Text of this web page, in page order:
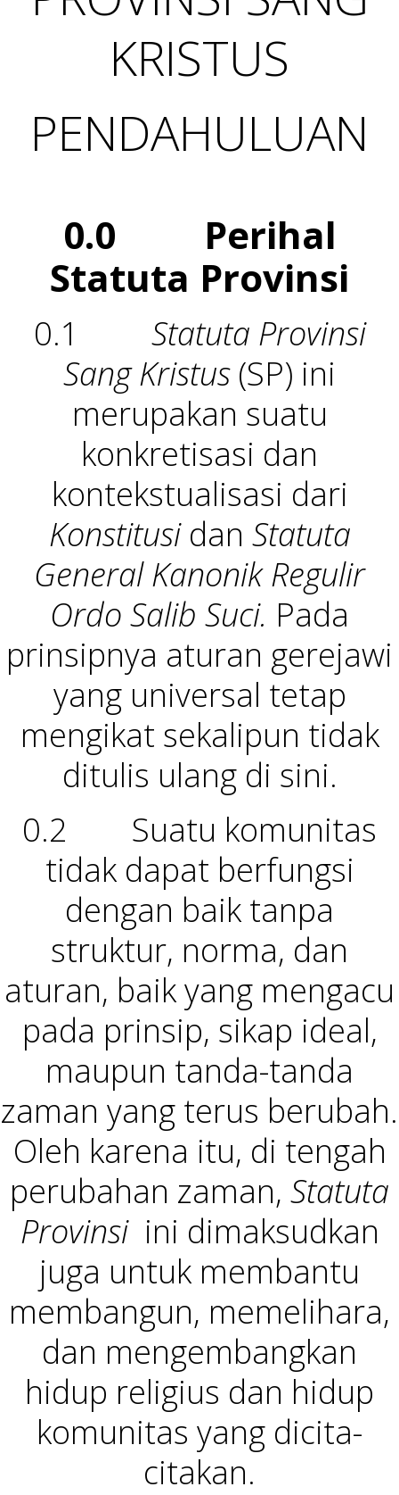
KRISTUS
PENDAHULUAN
0.0 Perihal
Statuta Provinsi
0.1 Statuta Provinsi
Sang Kristus (SP) ini
merupakan suatu
konkretisasi dan
kontekstualisasi dari
Konstitusidan Statuta
General Kanonik Regulir
Ordo Salib Suci. Pada
prinsipnya aturan gerejawi
yang universal tetap
mengikat sekalipun tidak
ditulis ulang di sini.
0.2 Suatu komunitas
tidak dapat berfungsi
dengan baik tanpa
struktur, norma, dan
aturan, baik yang mengacu
pada prinsip, sikap ideal,
maupun tanda-tanda
zaman yang terus berubah.
Oleh karena itu, di tengah
perubahan zaman, Statuta
Provinsi ini dimaksudkan
juga untuk membantu
membangun, memelihara,
dan mengembangkan
hidup religius dan hidup
komunitas yang dicita-
citakan.